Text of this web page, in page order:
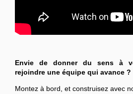
Envie de donner du sens à
rejoindre une équipe qui avance ?
Montez à bord, et construisez avec